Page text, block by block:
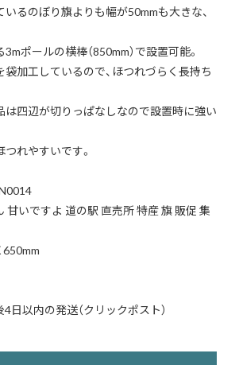
るのぼり旗よりも幅が50mmも大きな、
ポールの横棒（850mm）で設置可能。
加工しているので、ほつれづらく長持ち
は四辺が切りっぱなしなので設置時に強い
れやすいです。
甘いですよ 道の駅 直売所 特産 旗 販促 集
650mm
4日以内の発送（クリックポスト）